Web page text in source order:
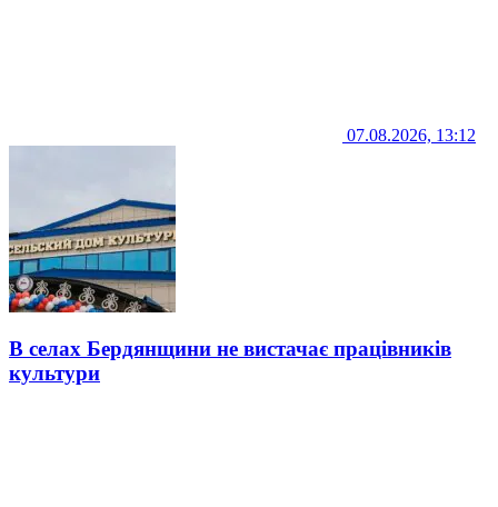
07.08.2026, 13:12
В селах Бердянщини не вистачає працівників
культури